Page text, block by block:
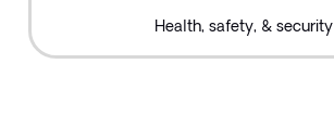
Health, safety, & security